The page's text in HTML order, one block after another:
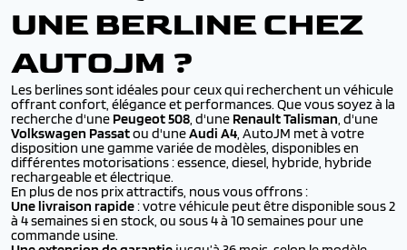
UNE BERLINE CHEZ
AUTOJM ?
Les berlines sont idéales pour ceux qui recherchent un véhicule
offrant confort, élégance et performances. Que vous soyez à la
recherche d'une Peugeot 508, d'une Renault Talisman, d'une
Volkswagen Passatou d'uneAudi A4, AutoJM met à votre
disposition une gamme variée de modèles, disponibles en
différentes motorisations : essence, diesel, hybride, hybride
rechargeable et électrique.
En plus de nos prix attractifs, nous vous offrons :
Une livraison rapide: votre véhicule peut être disponible sous 2
à 4 semaines si en stock, ou sous 4 à 10 semaines pour une
commande usine.